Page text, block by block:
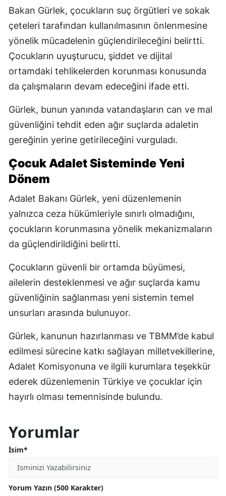
Bakan Gürlek, çocukların suç örgütleri ve sokak
çeteleri tarafından kullanılmasının önlenmesine
yönelik mücadelenin güçlendirileceğini belirtti.
Çocukların uyuşturucu, şiddet ve dijital
ortamdaki tehlikelerden korunması konusunda
da çalışmaların devam edeceğini ifade etti.
Gürlek, bunun yanında vatandaşların can ve mal
güvenliğini tehdit eden ağır suçlarda adaletin
gereğinin yerine getirileceğini vurguladı.
Çocuk Adalet Sisteminde Yeni
Dönem
Adalet Bakanı Gürlek, yeni düzenlemenin
yalnızca ceza hükümleriyle sınırlı olmadığını,
çocukların korunmasına yönelik mekanizmaların
da güçlendirildiğini belirtti.
Çocukların güvenli bir ortamda büyümesi,
ailelerin desteklenmesi ve ağır suçlarda kamu
güvenliğinin sağlanması yeni sistemin temel
unsurları arasında bulunuyor.
Gürlek, kanunun hazırlanması ve TBMM’de kabul
edilmesi sürecine katkı sağlayan milletvekillerine,
Adalet Komisyonuna ve ilgili kurumlara teşekkür
ederek düzenlemenin Türkiye ve çocuklar için
hayırlı olması temennisinde bulundu.
Yorumlar
İsim*
Yorum Yazın (500 Karakter)